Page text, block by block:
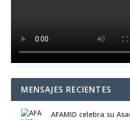
MENSAJES RECIENTES
AFAMID celebra su